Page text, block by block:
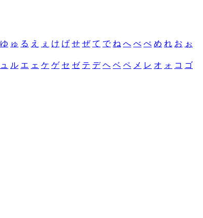
ゆ ゅ る え ぇ け げ せ ぜ て で ね へ べ ぺ め れ お ぉ
ュ ル エ ェ ケ ゲ セ ゼ テ デ ヘ ベ ペ メ レ オ ォ コ ゴ